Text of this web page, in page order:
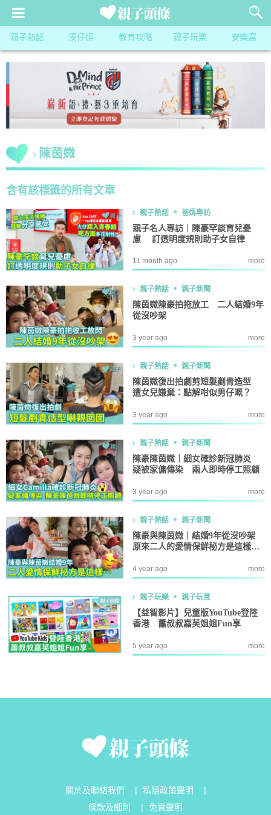
親子熱話 湊仔經 教育攻略 親子玩樂 安樂窩
陳茵媺
含有該標籤的所有文章
親子熱話 爸媽專訪
親子名人專訪｜陳豪罕談育兒憂
慮 訂透明度規則助子女自律
11 month ago more
親子熱話 親子新聞
陳茵媺陳豪拍拖放工 二人結婚9年
從沒吵架
3 year ago more
親子熱話 親子新聞
陳茵媺復出拍劇剪短髮剷青造型
遭女兒嫌棄：點解咁似男仔嘅？
3 year ago more
親子熱話 親子新聞
陳豪陳茵媺｜細女確診新冠肺炎
疑被家傭傳染 兩人即時停工照顧
3 year ago more
親子熱話 親子新聞
陳豪與陳茵媺｜結婚9年從沒吵架
原來二人的愛情保鮮秘方是這樣…
4 year ago more
親子玩樂 親子玩意
【益智影片】兒童版YouTube登陸
香港 蕭叔叔嘉芙姐姐Fun享
5 year ago more
關於及聯絡我們 私隱政策聲明
條款及細則
免責聲明